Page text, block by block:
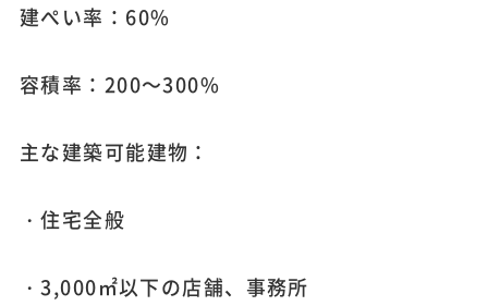
建ぺい率：60%
容積率：200～300%
主な建築可能建物：
・住宅全般
・3,000㎡以下の店舗、事務所